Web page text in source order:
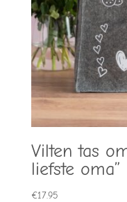
Vilten tas
liefste oma”
€17.95